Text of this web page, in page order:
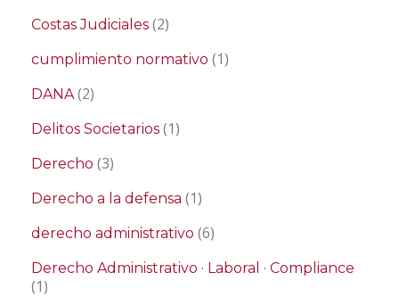
Costas Judiciales (2)
cumplimiento normativo (1)
DANA(2)
Delitos Societarios (1)
Derecho (3)
Derecho a la defensa (1)
derecho administrativo (6)
Derecho Administrativo · Laboral · Compliance
(1)